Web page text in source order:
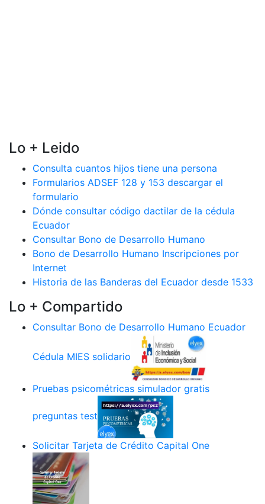
Lo + Leido
Consulta cuantos hijos tiene una persona
Formularios ADSEF 128 y 153 descargar el
formulario
Dónde consultar código dactilar de la cédula
Ecuador
Consultar Bono de Desarrollo Humano
Bono de Desarrollo Humano Inscripciones por
Internet
Historia de las Banderas del Ecuador desde 1533
Lo + Compartido
Consultar Bono de Desarrollo Humano Ecuador
Cédula MIES solidario
Pruebas psicométricas simulador gratis
preguntas test
Solicitar Tarjeta de Crédito Capital One